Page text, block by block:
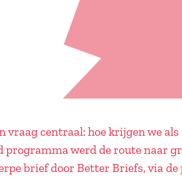
vraag centraal: hoe krijgen we
programma werd de route naar
brief door Better Briefs, via